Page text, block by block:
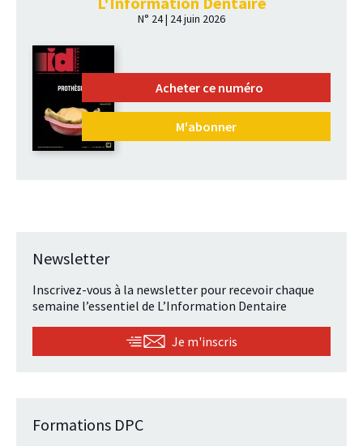
N° 24 | 24 juin 2026
Acheter ce numéro
M'abonner
Newsletter
Inscrivez-vous à la newsletter pour recevoir chaque
semaine l’essentiel de L’Information Dentaire
Je m'inscris
Formations DPC